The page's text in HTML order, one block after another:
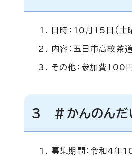
日時：10月15日（
内容：五日市高校茶
その他：参加費100
3 ＃かんのんだ
募集期間：令和4年